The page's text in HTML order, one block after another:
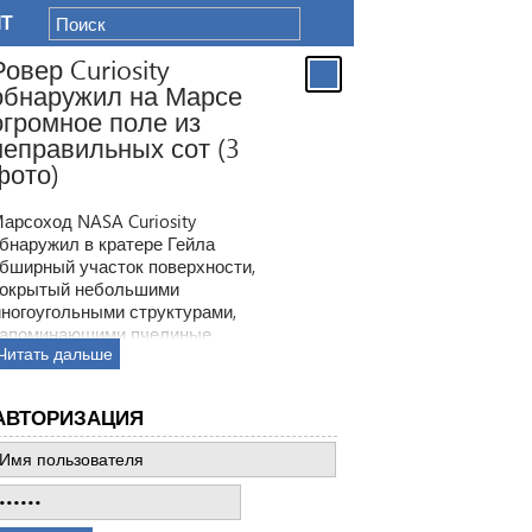
Curiosity
на Марсе
поле из
сот (3
NASA Curiosity
в кратере Гейла
участок поверхности,
небольшими
структурами,
пчелиные
Ранее ровер находил
все предыдущее такие
дальше